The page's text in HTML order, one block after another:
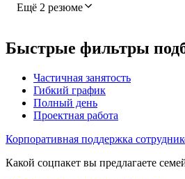
Ещё 2 резюме
Быстрые фильтры
Частичная занятость
Гибкий график
Полный день
Проектная работа
Корпоративная поддержка
Какой соцпакет вы предлагаете